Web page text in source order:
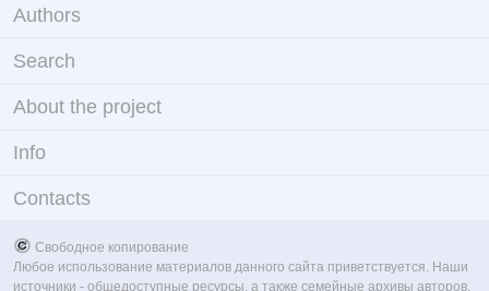
Authors
Search
About the project
Info
Contacts
Свободное копирование
Любое использование материалов данного сайта приветствуется. Наши
источники - общедоступные ресурсы, а также семейные архивы авторов.